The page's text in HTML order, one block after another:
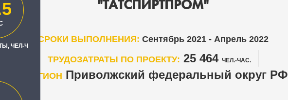
"ТАТСПИРТПРОМ"
СРОКИ ВЫПОЛНЕНИЯ: Сентябрь 2021 - Апрель 2022
ТРУДОЗАТРАТЫ ПО ПРОЕКТУ: 25 464 ЧЕЛ.-ЧАС.
РЕГИОН Приволжский федеральный округ РФ
ЧЕЛ-Ч